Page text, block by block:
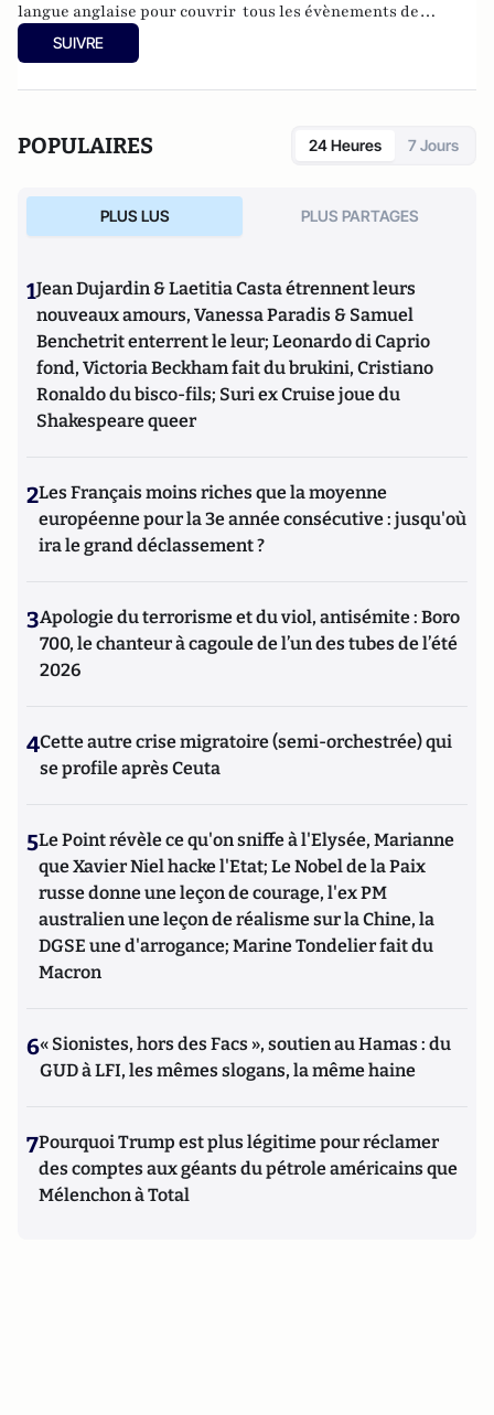
langue anglaise pour couvrir tous les évènements de
l’actualité économique et financière intéressants pour les
investisseurs particuliers. A lire aussi
SUIVRE
POPULAIRES 24 Heures 7 Jours
PLUS LUS PLUS PARTAGES
1Jean Dujardin & Laetitia Casta étrennent leurs
nouveaux amours, Vanessa Paradis & Samuel
Benchetrit enterrent le leur; Leonardo di Caprio
fond, Victoria Beckham fait du brukini, Cristiano
Ronaldo du bisco-fils; Suri ex Cruise joue du
Shakespeare queer
2Les Français moins riches que la moyenne
européenne pour la 3e année consécutive : jusqu'où
ira le grand déclassement ?
3Apologie du terrorisme et du viol, antisémite : Boro
700, le chanteur à cagoule de l’un des tubes de l’été
2026
4Cette autre crise migratoire (semi-orchestrée) qui
se profile après Ceuta
5Le Point révèle ce qu'on sniffe à l'Elysée, Marianne
que Xavier Niel hacke l'Etat; Le Nobel de la Paix
russe donne une leçon de courage, l'ex PM
australien une leçon de réalisme sur la Chine, la
DGSE une d'arrogance; Marine Tondelier fait du
Macron
6« Sionistes, hors des Facs », soutien au Hamas : du
GUD à LFI, les mêmes slogans, la même haine
7Pourquoi Trump est plus légitime pour réclamer
des comptes aux géants du pétrole américains que
Mélenchon à Total